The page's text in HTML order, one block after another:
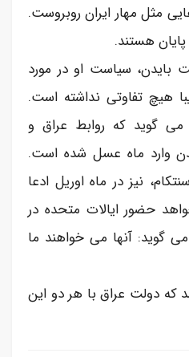
مثل مهار ایران روبروست.
هستند.
بایدن، سیاست او در مورد
هیچ تفاوتی نداشته است.
می گوید که روابط عراق و
وارد ماه عسل شده است.
نیز در ماه اوریل ادعا
حضور ایالات متحده در
گوید: آنها می خواهند ما
که دولت عراق با هر دو این